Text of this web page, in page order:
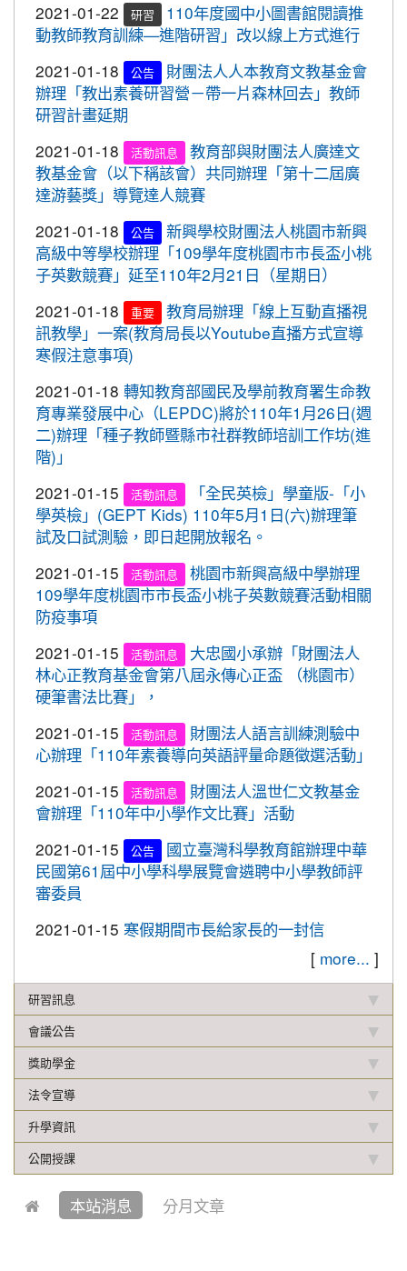
豬肉原料原產地。
2020-09-24＜新制上路＞明年起，餐廳應標示豬肉
原料原產地。
2020-09-24＜新制上路＞明年起，貢丸水餃等應標
示豬肉原料原產地
2020-09-09
重要
『109年國家防災日演習』地震速
報演練，臨震應變「趴下、掩護、穩住」
『Earthquake Disaster Drill』
2020-09-08
重要
車子在走，駕照要有。 交通部及
桃園市政府關心您！
2020-09-08
重要
停一下海闊天空，讓一下保百年
身。 交通部及桃園市政府關心您！
2020-09-08 重要
清晨夜晚穿亮衣，運動散步才放
心。 交通部與桃園市政府關心您！
2020-10-27 賀!
本校學生參加109年桃園市議長盃
跆拳道錦標賽成績優異
2020-10-27 賀!
本校學生參加運動i台灣109年桃園
市平鎮楊梅區羽球社區聯誼賽成績優異
全國溜冰錦標賽成績優異
2020-10-27 賀!
本校學生參加109年桃園市基層運
動選手訓練站羽球類區域性對抗賽成績優異
2020-10-21
賀!
恭喜本校六年六班花逸珊同學參加
「桃園市109學年度學生美術比賽」獲得繪畫類第三
名! 四年四班黃品憲同學獲得繪畫類佳作!
2020-10-05
賀!
本校學生參加109年新竹縣運動i台
灣社區羽球聯誼賽成績優異
2020-09-10 賀!
市長盃滑輪溜冰錦標賽暨109年全民運動會代表隊選
拔賽成績優異
2020-09-04 賀!
本校學生參加2020YONEX一線入
魂全國國小羽球分齡賽成績優異
2020-07-15
賀!
本校學生參加2020年第六屆新北市
寶獅萊夏季理事長盃溜冰錦標賽成績優異
2020-07-08 賀!
本校學生參加109年桃園市運動會
市長盃溜冰錦標賽成績優異
2020-03-11 賀!
109年校內美術比賽 得獎名單
2020-01-09
績優異
2019-12-20 賀!
本校學生參加108年臺北市中正盃
羽球錦標賽成績優異
2019-12-20
賀!
本校學生參加109年桃園市中小學
校聯合運動會楊梅區選拔賽成績優異
2019-12-16
賀!
本校學生參加2019年名人盃冬季校
園圍棋對抗賽成績優異
2019-12-12
重要
108年校內語文競賽 得獎名單(最
新版12.17)
2019-11-27
2019-11-07
本校學生參加新竹市新豐盃羽球賽
成績優異
2019-10-21 賀!
本校學生參加2019年國慶華江盃羽
球錦標賽成績優異
2019-10-04
賀!
本校學生參加108年新北市城市夏
季盃全國羽球錦標賽成績優異
2019-10-04
本校學生參加中壢第六屆跆拳道錦
標賽成績優異
2021-01-13 賀!
恭喜六年四班宋芸姿、五年四班林
2021-01-22
研習
110年度國中小圖書館閱讀推
動教師教育訓練—進階研習」改以線上方式進行
2021-01-18
公告
財團法人人本教育文教基金會
辦理「教出素養研習營－帶一片森林回去」教師
研習計畫延期
2021-01-18
活動訊息
教育部與財團法人廣達文
教基金會（以下稱該會）共同辦理「第十二屆廣
達游藝獎」導覽達人競賽
2021-01-18
公告
新興學校財團法人桃園市新興
高級中等學校辦理「109學年度桃園市市長盃小桃
子英數競賽」延至110年2月21日（星期日）
2021-01-18
重要
教育局辦理「線上互動直播視
訊教學」一案(教育局長以Youtube直播方式宣導
寒假注意事項)
2021-01-18 轉知教育部國民及學前教育署生命教
育專業發展中心（LEPDC)將於110年1月26日(週
二)辦理「種子教師暨縣市社群教師培訓工作坊(進
階)」
2021-01-15
活動訊息
「全民英檢」學童版-「小
學英檢」(GEPT Kids) 110年5月1日(六)辦理筆
試及口試測驗，即日起開放報名。
2021-01-15
活動訊息
桃園市新興高級中學辦理
109學年度桃園市市長盃小桃子英數競賽活動相關
防疫事項
2021-01-15
活動訊息
大忠國小承辦「財團法人
林心正教育基金會第八屆永傳心正盃 （桃園市）
硬筆書法比賽」，
2021-01-15
活動訊息
財團法人語言訓練測驗中
心辦理「110年素養導向英語評量命題徵選活動」
2021-01-15
活動訊息
財團法人溫世仁文教基金
會辦理「110年中小學作文比賽」活動
2021-01-15
公告
國立臺灣科學教育館辦理中華
民國第61屆中小學科學展覽會遴聘中小學教師評
審委員
2021-01-15 寒假期間市長給家長的一封信
[ more... ]
研習訊息
會議公告
獎助學金
法令宣導
升學資訊
公開授課
本站消息 分月文章